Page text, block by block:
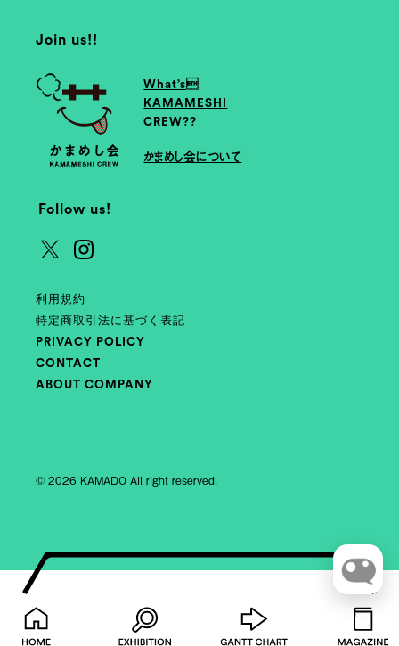
Join us!!
What’s
KAMAMESHI
CREW??
かまめし会について
Follow us!
利用規約
特定商取引法に基づく表記
PRIVACY POLICY
CONTACT
ABOUT COMPANY
© 2026 KAMADO All right reserved.